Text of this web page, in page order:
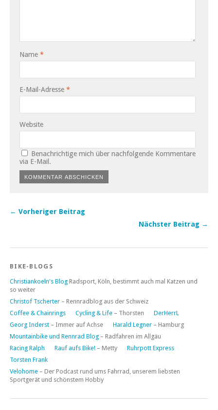
Name *
E-Mail-Adresse *
Website
Benachrichtige mich über nachfolgende Kommentare
via E-Mail.
← Vorheriger Beitrag
Nächster Beitrag →
BIKE-BLOGS
Christiankoeln's Blog Radsport, Köln, bestimmt auch mal Katzen und
so weiter
Christof Tscherter – Rennradblog aus der Schweiz
Coffee & Chainrings
Cycling & Life – Thorsten
DerHerrL
Georg Inderst – Immer auf Achse Harald Legner – Hamburg
Mountainbike und Rennrad Blog – Radfahren im Allgäu
Racing Ralph
Rauf aufs Bike! – Metty
Ruhrpott Express
Torsten Frank
Velohome – Der Podcast rund ums Fahrrad, unserem liebsten
Sportgerät und schönstem Hobby